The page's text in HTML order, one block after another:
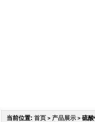
当前位置: 首页 > 产品展示 > 硫